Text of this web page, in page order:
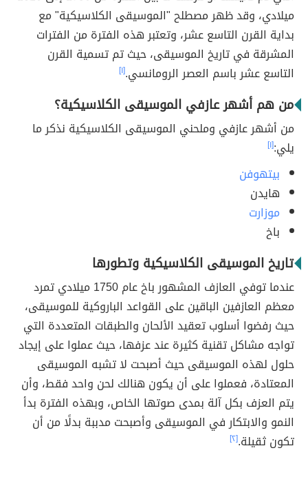
ميلادي، وقد ظهر مصطلح "الموسيقى الكلاسيكية" مع
بداية القرن التاسع عشر، وتعتبر هذه الفترة من الفترات
المشرقة في تاريخ الموسيقى، حيث تم تسمية القرن
التاسع عشر باسم العصر الرومانسي.[١]
من هم أشهر عازفي الموسيقى الكلاسيكية؟
من أشهر عازفي وملحني الموسيقى الكلاسيكية نذكر ما
يلي:[١]
بيتهوفن
هايدن
موزارت
باخ
تاريخ الموسيقى الكلاسيكية وتطورها
عندما توفي العازف المشهور باخ عام 1750 ميلادي تمرد
معظم العازفين الباقين على القواعد الباروكية للموسيقى،
حيث رفضوا أسلوب تعقيد الألحان والطبقات المتعددة التي
تواجه مشاكل تقنية كثيرة عند عزفها، حيث عملوا على إيجاد
حلول لهذه الموسيقى حيث أصبحت لا تشبه الموسيقى
المعتادة، فعملوا على أن يكون هنالك لحن واحد فقط، وأن
يتم العزف بكل آلة بمدى صوتها الخاص، وبهذه الفترة بدأ
النمو والابتكار في الموسيقى وأصبحت مدببة بدلًا من أن
تكون ثقيلة.[٢]